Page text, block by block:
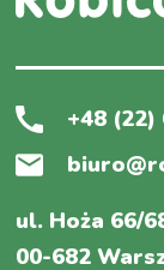
+48 (22)
ul. Hoża 66/
00-682